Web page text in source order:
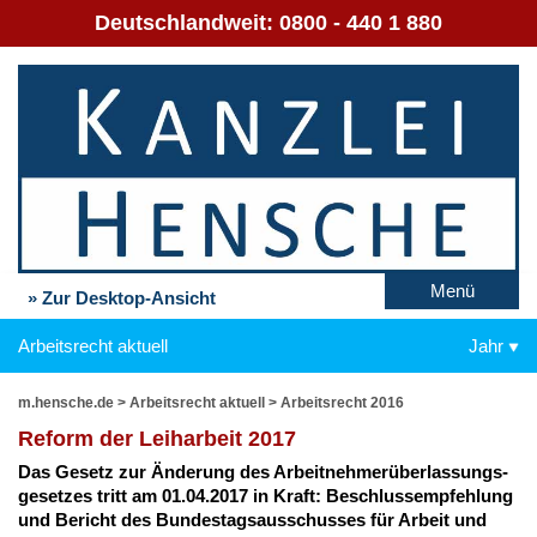
Deutschlandweit: 0800 - 440 1 880
» Zur Desktop-Ansicht Menü
Arbeitsrecht aktuell Jahr
m.hensche.de > Arbeitsrecht aktuell > Arbeitsrecht 2016
Re­form der Leih­ar­beit 2017
Das Ge­setz zur Än­de­rung des Ar­beit­neh­mer­über­las­sungs­
ge­set­zes tritt am 01.04.2017 in Kraft: Be­schluss­emp­feh­lung
und Be­richt des Bun­des­tags­aus­schus­ses für Ar­beit und